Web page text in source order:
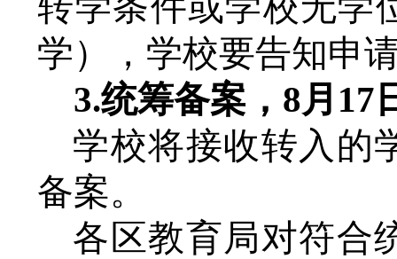
学），学校要告知申
3.统筹备案， 8月17
学校将接收转入的
备案。
各区教育局对符合